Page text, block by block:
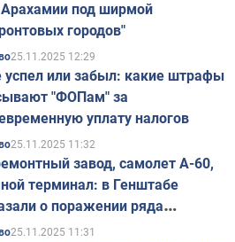
Арахамии под ширмой
городов"
25.11.2025 12:29
успел или забыл: какие штрафы
"ФОПам" за
уплату налогов
25.11.2025 11:32
завод, самолет А-60,
терминал: в Генштабе
о поражении ряда
объектов России
25.11.2025 11:31